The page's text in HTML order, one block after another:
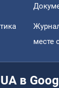
месте
в